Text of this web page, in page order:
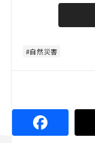
自然災害